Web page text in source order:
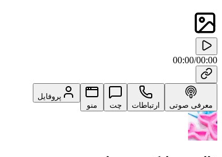
00:00/00:00
معرفی صوتی ارتباطات چت منو
پروفایل